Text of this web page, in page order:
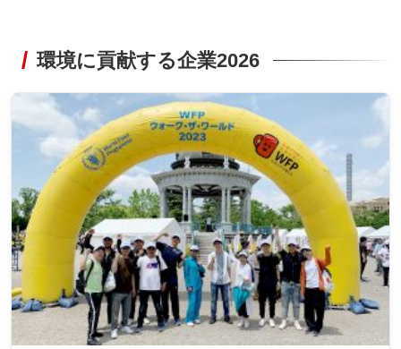
環境に貢献する企業2026